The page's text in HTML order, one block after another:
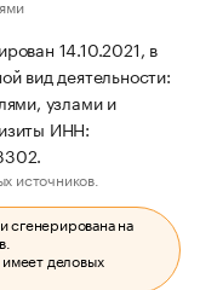
14.10.2021, в
вид деятельности:
узлами и
ИНН:
источников.
сгенерирована на
деловых